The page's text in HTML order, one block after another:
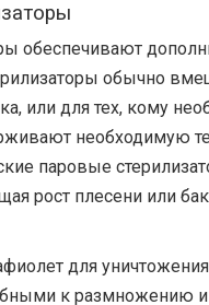
обеспечивают
обычно
или для тех, кому
необходимую
паровые
рост плесени или
для
к размножению